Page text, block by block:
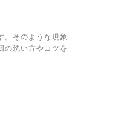
。そのような現象
の洗い方やコツを